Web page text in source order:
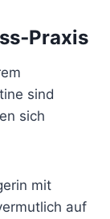
sind
sich
mit
auf